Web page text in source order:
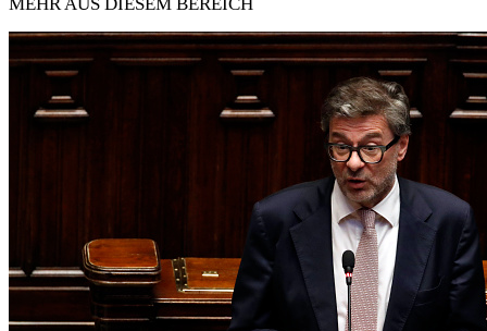
MEHR AUS DIESEM BEREICH